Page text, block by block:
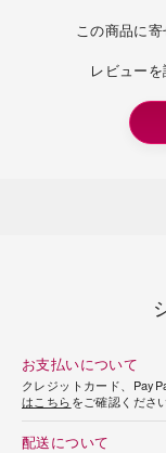
この商品に
レビュー
お支払いについて
クレジットカード、
はこちらをご確認ください
配送について